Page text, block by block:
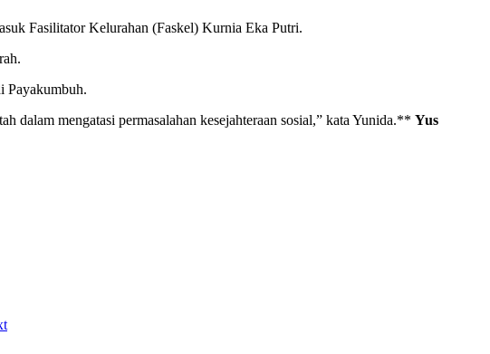
Fasilitator Kelurahan (Faskel) Kurnia Eka Putri.
Payakumbuh.
dalam mengatasi permasalahan kesejahteraan sosial,” kata Yunida.** Yus